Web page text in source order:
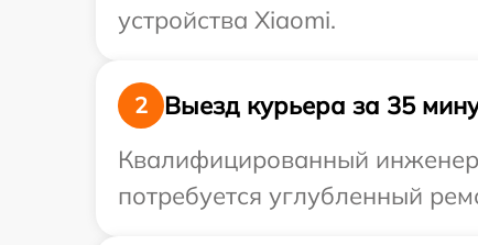
устройства Xiaomi.
2
Выезд курьера за 35
Квалифицированный инженер
потребуется углубленный